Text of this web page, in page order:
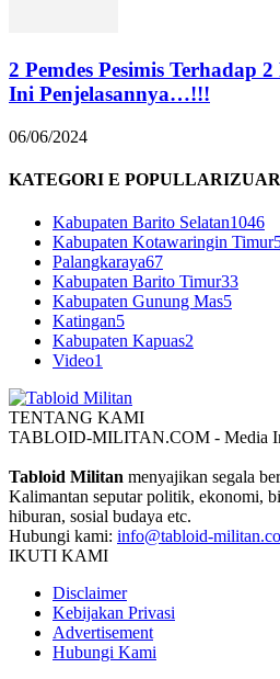
2 Pemdes Pesimis Terhadap
Ini Penjelasannya…!!!
06/06/2024
KATEGORI E POPULLARIZUAR
Kabupaten Barito Selatan1046
Kabupaten Kotawaringin Timur
Palangkaraya67
Kabupaten Barito Timur33
Kabupaten Gunung Mas5
Katingan5
Kabupaten Kapuas2
Video1
TENTANG KAMI
TABLOID-MILITAN.COM - Media
Tabloid Militan menyajikan segala
Kalimantan seputar politik, ekonomi,
hiburan, sosial budaya etc.
Hubungi kami: info@tabloid-
IKUTI KAMI
Disclaimer
Kebijakan Privasi
Advertisement
Hubungi Kami